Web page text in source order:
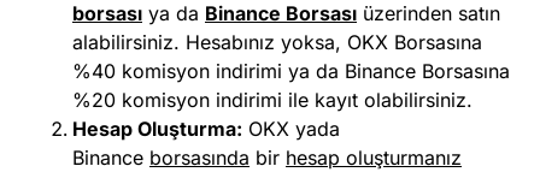
borsası ya da Binance Borsası üzerinden satın
alabilirsiniz. Hesabınız yoksa, OKX Borsasına
%40 komisyon indirimi ya da Binance Borsasına
%20 komisyon indirimi ile kayıt olabilirsiniz.
Hesap Oluşturma: OKX yada
Binance borsasında bir hesap oluşturmanız